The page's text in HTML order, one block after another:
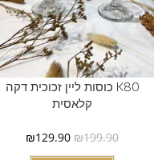
K80 כוסות ליין זכוכית דקה
קלאסית
₪199.90
₪129.90